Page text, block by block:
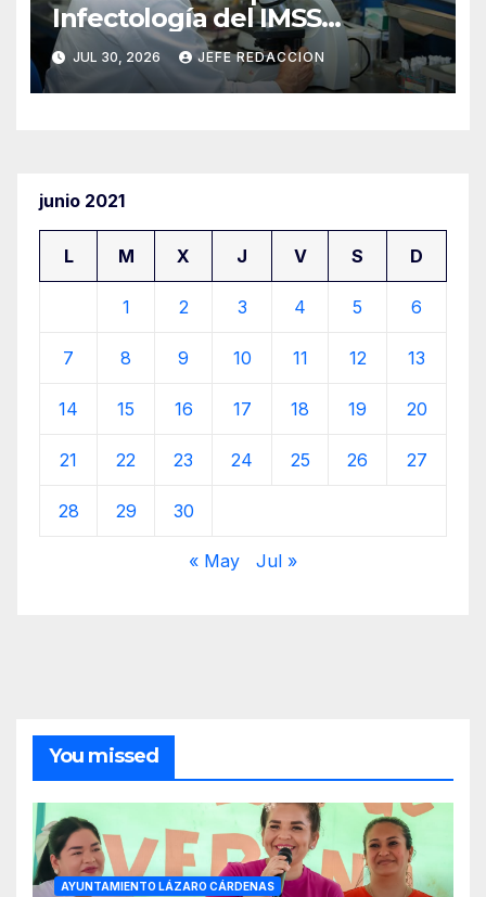
Infectología del IMSS
fortalece oportunidades de
prevención del cáncer anal
en personas con VIH
JUL 30, 2026 JEFE REDACCION
junio 2021
L M X J V S D
1 2 3 4 5 6
7 8 9 10 11 12 13
14 15 16 17 18 19 20
21 22 23 24 25 26 27
28 29 30
« May Jul »
You missed
AYUNTAMIENTO LÁZARO CÁRDENAS